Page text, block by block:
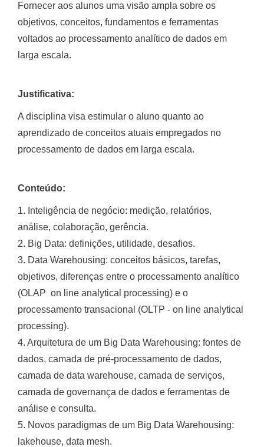
Fornecer aos alunos uma visão ampla sobre os
objetivos, conceitos, fundamentos e ferramentas
voltados ao processamento analítico de dados em
larga escala.
Justificativa:
A disciplina visa estimular o aluno quanto ao
aprendizado de conceitos atuais empregados no
processamento de dados em larga escala.
Conteúdo:
1. Inteligência de negócio: medição, relatórios,
análise, colaboração, gerência.
2. Big Data: definições, utilidade, desafios.
3. Data Warehousing: conceitos básicos, tarefas,
objetivos, diferenças entre o processamento analítico
(OLAP  on line analytical processing) e o
processamento transacional (OLTP - on line analytical
processing).
4. Arquitetura de um Big Data Warehousing: fontes de
dados, camada de pré-processamento de dados,
camada de data warehouse, camada de serviços,
camada de governança de dados e ferramentas de
análise e consulta.
5. Novos paradigmas de um Big Data Warehousing:
lakehouse, data mesh.